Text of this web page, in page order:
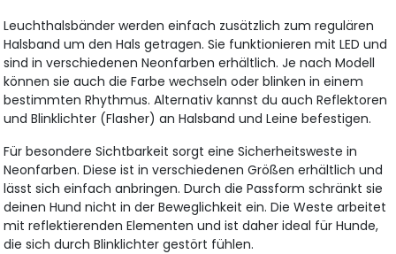
Leuchthalsbänder werden einfach zusätzlich zum regulären
Halsband um den Hals getragen. Sie funktionieren mit LED und
sind in verschiedenen Neonfarben erhältlich. Je nach Modell
können sie auch die Farbe wechseln oder blinken in einem
bestimmten Rhythmus. Alternativ kannst du auch Reflektoren
und Blinklichter (Flasher) an Halsband und Leine befestigen.
Für besondere Sichtbarkeit sorgt eine Sicherheitsweste in
Neonfarben. Diese ist in verschiedenen Größen erhältlich und
lässt sich einfach anbringen. Durch die Passform schränkt sie
deinen Hund nicht in der Beweglichkeit ein. Die Weste arbeitet
mit reflektierenden Elementen und ist daher ideal für Hunde,
die sich durch Blinklichter gestört fühlen.